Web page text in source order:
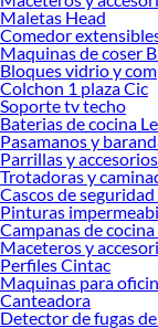
Maletas Head
Comedor
Maquinas de coser
Bloques vidrio y
Colchon 1 plaza Cic
Soporte tv techo
Baterias de cocina
Pasamanos y
Parrillas y accesorios
Trotadoras y
Cascos de
Pinturas
Campanas de
Maceteros y
Perfiles Cintac
Maquinas para
Canteadora
Detector de fugas